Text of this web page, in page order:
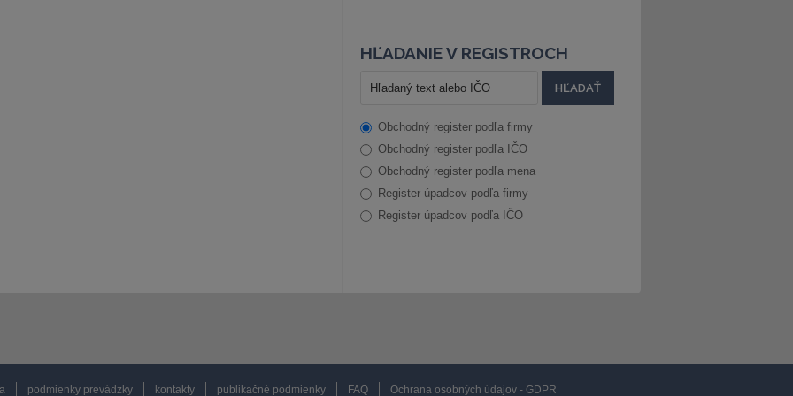
HĽADANIE V REGISTROCH
Obchodný register podľa firmy
Obchodný register podľa IČO
Obchodný register podľa mena
Register úpadcov podľa firmy
Register úpadcov podľa IČO
podmienky prevádzky kontakty publikačné podmienky FAQ Ochrana osobných údajov - GDPR